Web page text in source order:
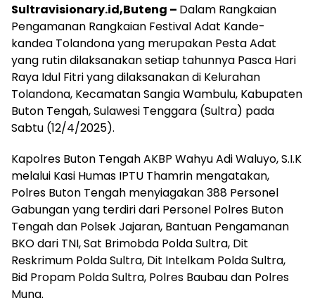
Sultravisionary.id,Buteng – Dalam Rangkaian
Pengamanan Rangkaian Festival Adat Kande-
kandea Tolandona yang merupakan Pesta Adat
yang rutin dilaksanakan setiap tahunnya Pasca Hari
Raya Idul Fitri yang dilaksanakan di Kelurahan
Tolandona, Kecamatan Sangia Wambulu, Kabupaten
Buton Tengah, Sulawesi Tenggara (Sultra) pada
Sabtu (12/4/2025).
Kapolres Buton Tengah AKBP Wahyu Adi Waluyo, S.I.K
melalui Kasi Humas IPTU Thamrin mengatakan,
Polres Buton Tengah menyiagakan 388 Personel
Gabungan yang terdiri dari Personel Polres Buton
Tengah dan Polsek Jajaran, Bantuan Pengamanan
BKO dari TNI, Sat Brimobda Polda Sultra, Dit
Reskrimum Polda Sultra, Dit Intelkam Polda Sultra,
Bid Propam Polda Sultra, Polres Baubau dan Polres
Muna.